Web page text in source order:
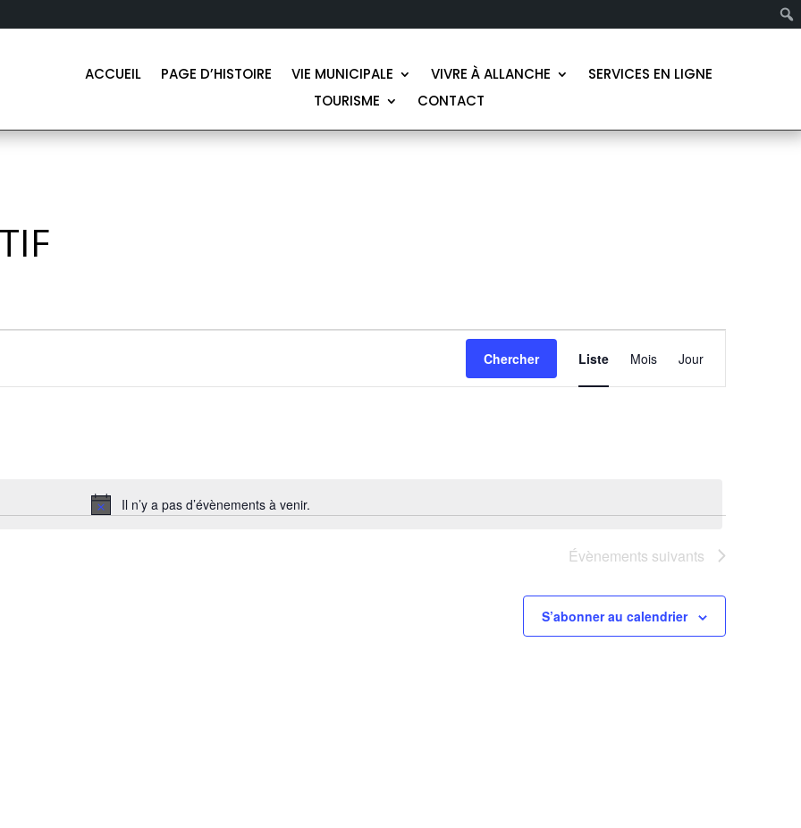
ACCUEIL PAGE D’HISTOIRE VIE MUNICIPALE VIVRE À ALLANCHE
SERVICES EN LIGNE
TOURISME
CONTACT
Notice
Il n’y a pas d’évènements à venir.
Chercher
NAVIGATION
DE
Liste Mois Jour
Évènements suivants
S’abonner au calendrier